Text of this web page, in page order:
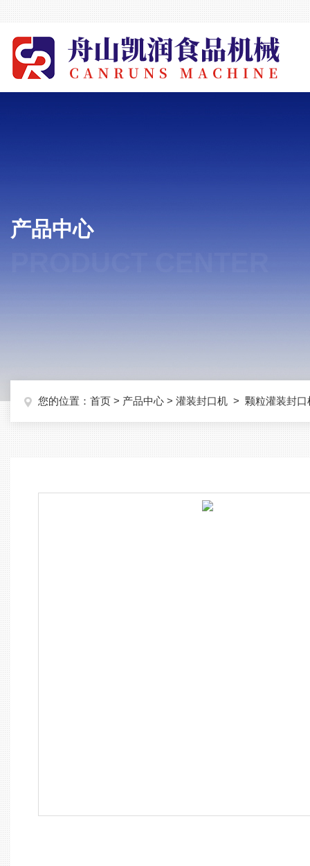
产品中心
您的位置： 首页 > 产品中心 > 灌装封口机 > 颗粒灌装封口